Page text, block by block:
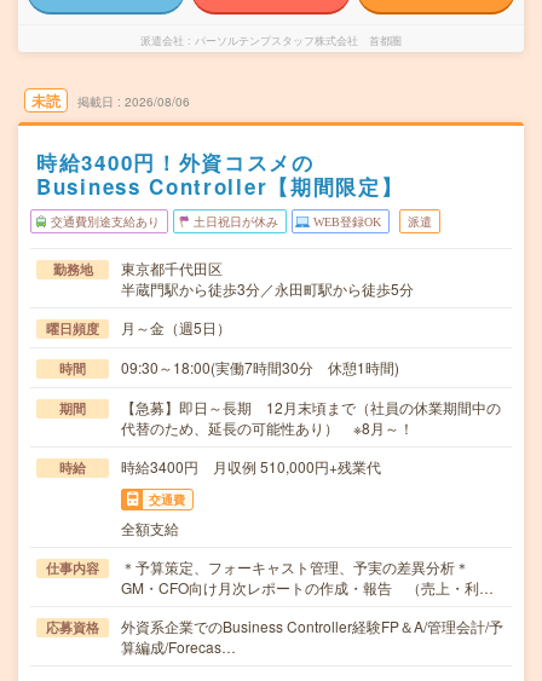
派遣会社 パーソルテンプスタッフ株式会社 首都圏
未読 掲載日 2026/08/06
時給3400円！外資コスメの
Business Controller【期間限定】
交通費別途支給あり 土日祝日が休み WEB登録OK 派遣
勤務地
東京都千代田区
半蔵門駅から徒歩3分／永田町駅から徒歩5分
曜日頻度 月～金（週5日）
時間 09:30～18:00(実働7時間30分 休憩1時間)
期間
【急募】即日～長期 12月末頃まで（社員の休業期間中の
代替のため、延長の可能性あり） ※8月～！
時給 時給3400円 月収例 510,000円+残業代
交通費
全額支給
仕事内容
＊予算策定、フォーキャスト管理、予実の差異分析＊
GM・CFO向け月次レポートの作成・報告 （売上・利…
応募資格
外資系企業でのBusiness Controller経験FP＆A/管理会計/予
算編成/Forecas…